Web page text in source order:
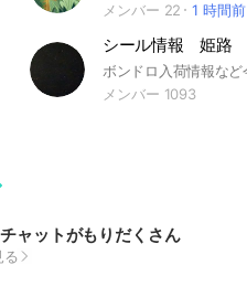
メンバー 22
1 時間前
メンバー 1093
ャットがもりだくさん
る